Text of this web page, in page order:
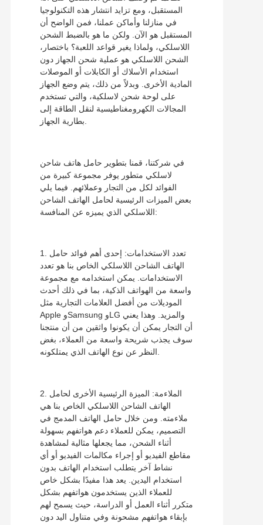
المستقبل، ومع تزايد انتشار هذه التكنولوجيا
في منازلنا وأماكن عملنا، فمن الواضح أن
المستقبل هو الآن. ولكن ما هو بالضبط الشحن
اللاسلكي، ولماذا يغير قواعد اللعبة؟ باختصار،
الشحن اللاسلكي هو عملية شحن الجهاز دون
استخدام الأسلاك أو الكابلات أو الموصلات
المادية الأخرى. وبدلاً من ذلك، يتم وضع الجهاز
على لوحة شحن لاسلكية، والتي تستخدم
المجالات الكهرومغناطيسية لنقل الطاقة إلى
في شركتنا، قمنا بتطوير حامل هاتف شاحن
لاسلكي متطور يوفر مجموعة كبيرة من
الفوائد لكل من التجار وعملائهم. فيما يلي
بعض الميزات الرئيسية لحامل الهاتف الشاحن
اللاسلكي الذي يميزه عن المنافسة:
1. تعدد الاستخدامات: إحدى أهم فوائد حامل
الهاتف الشاحن اللاسلكي الخاص بنا هو تعدد
الاستخدامات. يمكن استخدامه مع مجموعة
واسعة من الهواتف الذكية، بما في ذلك أحدث
الموديلات من أفضل العلامات التجارية مثل
Apple وSamsung وLG والمزيد. وهذا يعني
أن التجار يمكن أن يكونوا واثقين من أن منتجنا
سوف يجذب شريحة واسعة من العملاء، بغض
النظر عن نوع الهاتف الذي يمتلكونه.
2. الملاءمة: الميزة الرئيسية الأخرى لحامل
الهاتف الشاحن اللاسلكي الخاص بنا هي
ملاءمته. ومن خلال حامل الهاتف المدمج في
التصميم، يمكن للعملاء دعم هواتفهم بسهولة
أثناء الشحن، مما يجعلها مثالية لمشاهدة
مقاطع الفيديو أو إجراء مكالمات الفيديو أو أي
نشاط آخر يتطلب استخدام الهاتف بدون
استخدام اليدين. يعد هذا مفيدًا بشكل خاص
للعملاء الذين يستخدمون هواتفهم بشكل
متكرر أثناء العمل أو الدراسة، حيث يسمح لهم
بإبقاء هواتفهم مشحونة وفي متناول اليد دون